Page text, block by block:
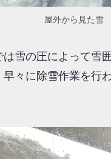
屋外から見た雪
は雪の圧によって雪
々に除雪作業を行